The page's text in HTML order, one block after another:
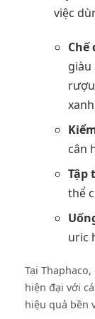
việc
Chế
giàu
cân
Tập
thể
uric
Tại
hiện đại với
hiệu quả bền